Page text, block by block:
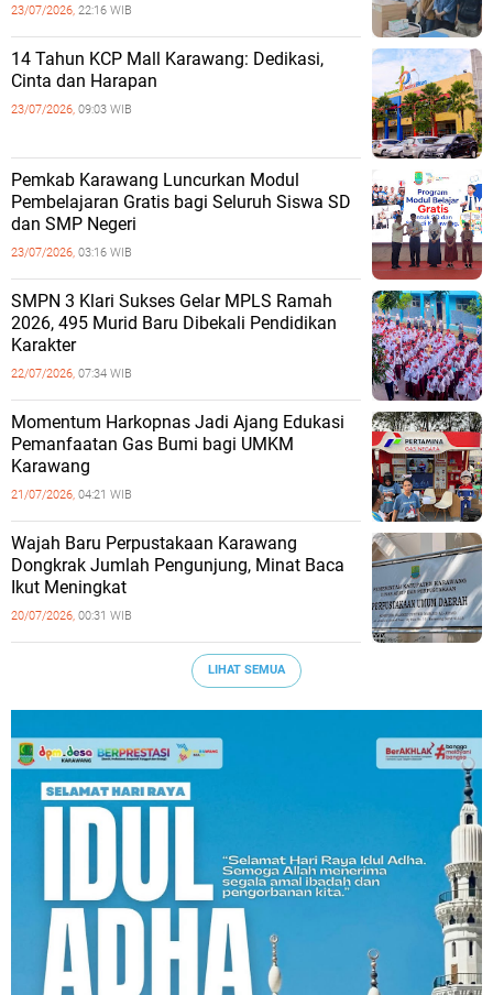
23/07/2026, 22:16 WIB
14 Tahun KCP Mall Karawang: Dedikasi,
Cinta dan Harapan
23/07/2026, 09:03 WIB
Pemkab Karawang Luncurkan Modul
Pembelajaran Gratis bagi Seluruh Siswa SD
dan SMP Negeri
23/07/2026, 03:16 WIB
SMPN 3 Klari Sukses Gelar MPLS Ramah
2026, 495 Murid Baru Dibekali Pendidikan
Karakter
22/07/2026, 07:34 WIB
Momentum Harkopnas Jadi Ajang Edukasi
Pemanfaatan Gas Bumi bagi UMKM
Karawang
21/07/2026, 04:21 WIB
Wajah Baru Perpustakaan Karawang
Dongkrak Jumlah Pengunjung, Minat Baca
Ikut Meningkat
20/07/2026, 00:31 WIB
LIHAT SEMUA